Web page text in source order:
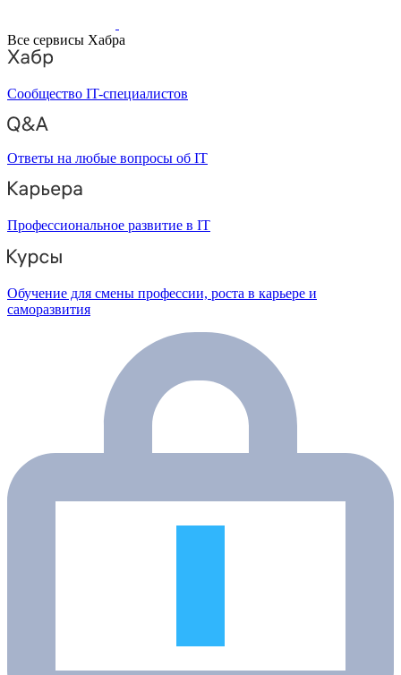
Все сервисы Хабра
Сообщество IT-специалистов
Ответы на любые вопросы об IT
Профессиональное развитие в IT
Обучение для смены профессии, роста в карьере и
саморазвития